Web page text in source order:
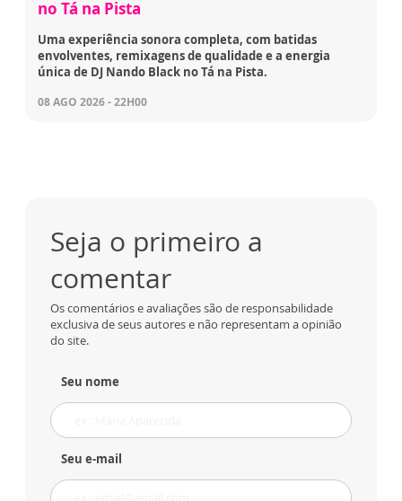
no Tá na Pista
Uma experiência sonora completa, com batidas
envolventes, remixagens de qualidade e a energia
única de DJ Nando Black no Tá na Pista.
08 AGO 2026 - 22H00
Seja o primeiro a
comentar
Os comentários e avaliações são de responsabilidade
exclusiva de seus autores e não representam a opinião
do site.
Seu nome
Seu e-mail